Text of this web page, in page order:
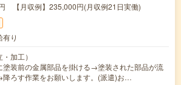
【月収例】235,000円(月収例21日実働)
り
加工）
塗装前の金属部品を掛ける→塗装された部品が流
ろす作業をお願いします。(派遣)お…